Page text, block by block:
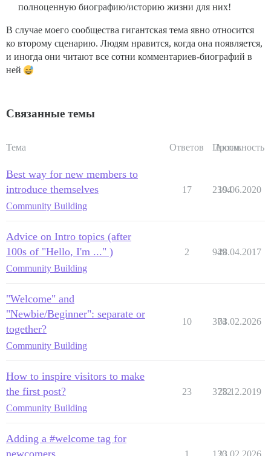
полноценную биографию/историю жизни для них!
В случае моего сообщества гигантская тема явно относится
ко второму сценарию. Людям нравится, когда она появляется,
и иногда они читают все сотни комментариев-биографий в
ней
Связанные темы
Тема Ответов Просм.
Активность
Best way for new members to
introduce themselves
Community Building
17 2304
19.06.2020
Advice on Intro topics (after
100s of "Hello, I'm ..." )
Community Building
2 949
28.04.2017
"Welcome" and
"Newbie/Beginner": separate or
together?
Community Building
10 374
03.02.2026
How to inspire visitors to make
the first post?
Community Building
23 3752
28.12.2019
Adding a #welcome tag for